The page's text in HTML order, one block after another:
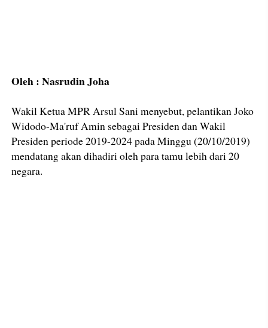
Oleh : Nasrudin Joha
Wakil Ketua MPR Arsul Sani menyebut, pelantikan Joko
Widodo-Ma'ruf Amin sebagai Presiden dan Wakil
Presiden periode 2019-2024 pada Minggu (20/10/2019)
mendatang akan dihadiri oleh para tamu lebih dari 20
negara.